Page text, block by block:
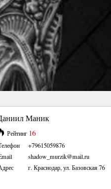
Маник
Рейтинг 16
+79615059876
shadow_murzik@mail.ru
г. Краснодар, ул. Базовская 76